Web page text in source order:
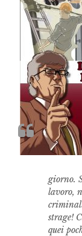
giorno.
lavoro,
strage!
quei